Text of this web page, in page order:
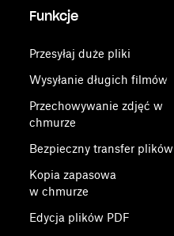
Funkcje
Przesyłaj duże pliki
Wysyłanie długich filmów
Przechowywanie zdjęć w
chmurze
Bezpieczny transfer plików
Kopia zapasowa
w chmurze
Edycja plików PDF